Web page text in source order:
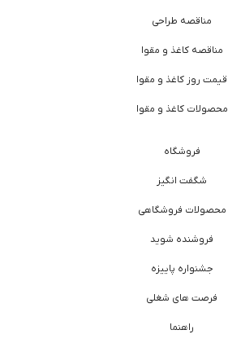
مناقصه طراحی
مناقصه کاغذ و مقوا
قیمت روز کاغذ و مقوا
محصولات کاغذ و مقوا
فروشگاه
شگفت انگیز
محصولات فروشگاهی
فروشنده شوید
جشنواره پاییزه
فرصت های شغلی
راهنما